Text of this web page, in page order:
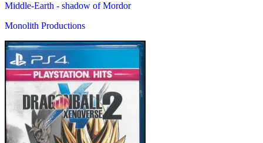
Middle-Earth - shadow of Mordor
Monolith Productions